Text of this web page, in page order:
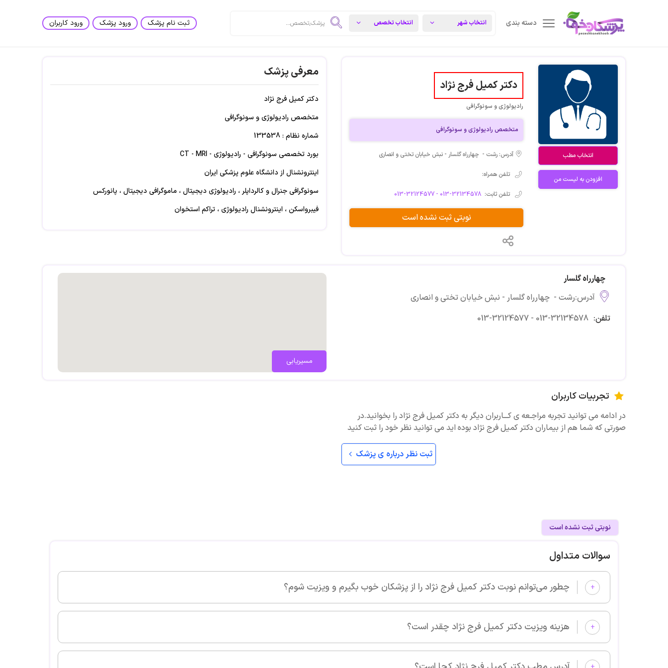
دسته بندی ثبت نام پزشک ورود پزشک ورود کاربران
انتخاب مطب
افزودن به لیست من
دکتر کمیل فرج نژاد
رادیولوژی و سونوگرافی
متخصص رادیولوژی و سونوگرافی
آدرس: رشت - چهارراه گلسار - نبش خیابان تختی و انصاری
تلفن همراه:
تلفن ثابت: 013-32124577 - 013-32134578
نوبتی ثبت نشده است
معرفی پزشک
دکتر کمیل فرج نژاد
متخصص رادیولوژی و سونوگرافی
شماره نظام : 133538
بورد تخصصی سونوگرافی - رادیولوژی - CT - MRI
اینترونشنال از دانشگاه علوم پزشکی ایران
سونوگرافی جنرال و کالرداپلر ، رادیولوژی دیجیتال ، ماموگرافی دیجیتال ، پانورکس
فیبرواسکن ، اینترونشنال رادیولوژی ، تراکم استخوان
چهارراه گلسار
آدرس:رشت - چهارراه گلسار - نبش خیابان تختی و انصاری
تلفن: 013-32124577 - 013-32134578
مسیریابی
تجربیات کاربران
در ادامه می توانید تجربه مراجـعه ی کـــاربران دیگر به دکتر کمیل فرج نژاد را بخوانید.در
صورتی که شما هم از بیماران دکتر کمیل فرج نژاد بوده اید می توانید نظر خود را ثبت کنید
ثبت نظر درباره ی پزشک
نوبتی ثبت نشده است
سوالات متداول
+ چطور می‌توانم نوبت دکتر کمیل فرج نژاد را از پزشکان خوب بگیرم و ویزیت شوم؟
+ هزینه ویزیت دکتر کمیل فرج نژاد چقدر است؟